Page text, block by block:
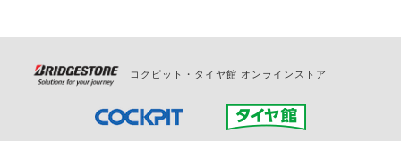
コクピット・タイヤ館 オンラインストア